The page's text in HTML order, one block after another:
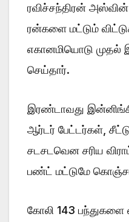
ரவிச்சந்திரன்
ரன்களை மட்டும்
எகானமியொடு முதல்
செய்தார்.
இரண்டாவது
ஆர்டர் பேட்டர்கள்,
சடசடவென சரிய
பண்ட் மட்டுமே
கோலி 143